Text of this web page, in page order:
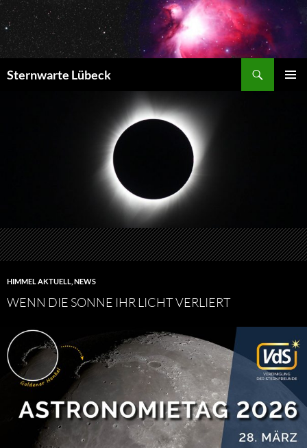
Zum
Inhalt
springen
Sternwarte Lübeck
HIMMEL AKTUELL NEWS
WENN DIE SONNE IHR LICHT VERLIERT